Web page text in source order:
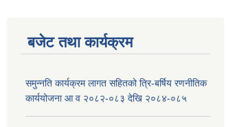
बजेट तथा कार्यक्रम
समुन्नति कार्यक्रम लागत सहितको त्रि-बर्षिय रणनीतिक
कार्ययोजना आ व २०८२-०८३ देखि २०८४-०८५